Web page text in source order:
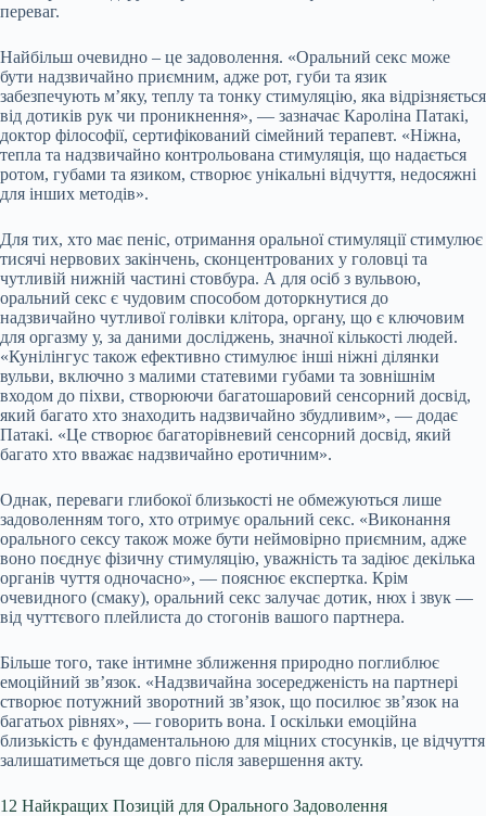
переваг.
Найбільш очевидно – це задоволення. «Оральний секс може
бути надзвичайно приємним, адже рот, губи та язик
забезпечують м’яку, теплу та тонку стимуляцію, яка відрізняється
від дотиків рук чи проникнення», — зазначає Кароліна Патакі,
доктор філософії, сертифікований сімейний терапевт. «Ніжна,
тепла та надзвичайно контрольована стимуляція, що надається
ротом, губами та язиком, створює унікальні відчуття, недосяжні
для інших методів».
Для тих, хто має пеніс, отримання оральної стимуляції стимулює
тисячі нервових закінчень, сконцентрованих у головці та
чутливій нижній частині стовбура. А для осіб з вульвою,
оральний секс є чудовим способом доторкнутися до
надзвичайно чутливої голівки клітора, органу, що є ключовим
для оргазму у, за даними досліджень, значної кількості людей.
«Кунілінгус також ефективно стимулює інші ніжні ділянки
вульви, включно з малими статевими губами та зовнішнім
входом до піхви, створюючи багатошаровий сенсорний досвід,
який багато хто знаходить надзвичайно збудливим», — додає
Патакі. «Це створює багаторівневий сенсорний досвід, який
багато хто вважає надзвичайно еротичним».
Однак, переваги глибокої близькості не обмежуються лише
задоволенням того, хто отримує оральний секс. «Виконання
орального сексу також може бути неймовірно приємним, адже
воно поєднує фізичну стимуляцію, уважність та задіює декілька
органів чуття одночасно», — пояснює експертка. Крім
очевидного (смаку), оральний секс залучає дотик, нюх і звук —
від чуттєвого плейлиста до стогонів вашого партнера.
Більше того, таке інтимне зближення природно поглиблює
емоційний зв’язок. «Надзвичайна зосередженість на партнері
створює потужний зворотний зв’язок, що посилює зв’язок на
багатьох рівнях», — говорить вона. І оскільки емоційна
близькість є фундаментальною для міцних стосунків, це відчуття
залишатиметься ще довго після завершення акту.
12 Найкращих Позицій для Орального Задоволення